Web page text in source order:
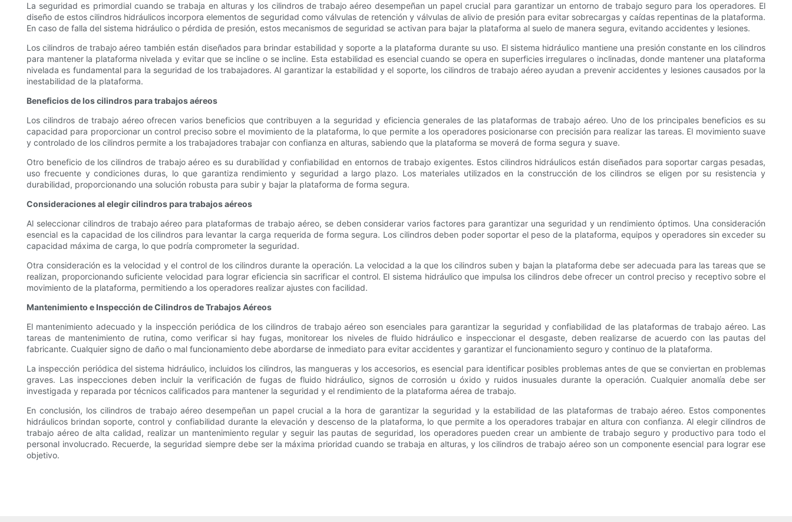
La seguridad es primordial cuando se trabaja en alturas y los cilindros de trabajo aéreo desempeñan un papel crucial para garantizar un entorno de trabajo seguro para los operadores. El
diseño de estos cilindros hidráulicos incorpora elementos de seguridad como válvulas de retención y válvulas de alivio de presión para evitar sobrecargas y caídas repentinas de la plataforma.
En caso de falla del sistema hidráulico o pérdida de presión, estos mecanismos de seguridad se activan para bajar la plataforma al suelo de manera segura, evitando accidentes y lesiones.
Los cilindros de trabajo aéreo también están diseñados para brindar estabilidad y soporte a la plataforma durante su uso. El sistema hidráulico mantiene una presión constante en los cilindros
para mantener la plataforma nivelada y evitar que se incline o se incline. Esta estabilidad es esencial cuando se opera en superficies irregulares o inclinadas, donde mantener una plataforma
nivelada es fundamental para la seguridad de los trabajadores. Al garantizar la estabilidad y el soporte, los cilindros de trabajo aéreo ayudan a prevenir accidentes y lesiones causados ​​por la
inestabilidad de la plataforma.
Beneficios de los cilindros para trabajos aéreos
Los cilindros de trabajo aéreo ofrecen varios beneficios que contribuyen a la seguridad y eficiencia generales de las plataformas de trabajo aéreo. Uno de los principales beneficios es su
capacidad para proporcionar un control preciso sobre el movimiento de la plataforma, lo que permite a los operadores posicionarse con precisión para realizar las tareas. El movimiento suave
y controlado de los cilindros permite a los trabajadores trabajar con confianza en alturas, sabiendo que la plataforma se moverá de forma segura y suave.
Otro beneficio de los cilindros de trabajo aéreo es su durabilidad y confiabilidad en entornos de trabajo exigentes. Estos cilindros hidráulicos están diseñados para soportar cargas pesadas,
uso frecuente y condiciones duras, lo que garantiza rendimiento y seguridad a largo plazo. Los materiales utilizados en la construcción de los cilindros se eligen por su resistencia y
durabilidad, proporcionando una solución robusta para subir y bajar la plataforma de forma segura.
Consideraciones al elegir cilindros para trabajos aéreos
Al seleccionar cilindros de trabajo aéreo para plataformas de trabajo aéreo, se deben considerar varios factores para garantizar una seguridad y un rendimiento óptimos. Una consideración
esencial es la capacidad de los cilindros para levantar la carga requerida de forma segura. Los cilindros deben poder soportar el peso de la plataforma, equipos y operadores sin exceder su
capacidad máxima de carga, lo que podría comprometer la seguridad.
Otra consideración es la velocidad y el control de los cilindros durante la operación. La velocidad a la que los cilindros suben y bajan la plataforma debe ser adecuada para las tareas que se
realizan, proporcionando suficiente velocidad para lograr eficiencia sin sacrificar el control. El sistema hidráulico que impulsa los cilindros debe ofrecer un control preciso y receptivo sobre el
movimiento de la plataforma, permitiendo a los operadores realizar ajustes con facilidad.
Mantenimiento e Inspección de Cilindros de Trabajos Aéreos
El mantenimiento adecuado y la inspección periódica de los cilindros de trabajo aéreo son esenciales para garantizar la seguridad y confiabilidad de las plataformas de trabajo aéreo. Las
tareas de mantenimiento de rutina, como verificar si hay fugas, monitorear los niveles de fluido hidráulico e inspeccionar el desgaste, deben realizarse de acuerdo con las pautas del
fabricante. Cualquier signo de daño o mal funcionamiento debe abordarse de inmediato para evitar accidentes y garantizar el funcionamiento seguro y continuo de la plataforma.
La inspección periódica del sistema hidráulico, incluidos los cilindros, las mangueras y los accesorios, es esencial para identificar posibles problemas antes de que se conviertan en problemas
graves. Las inspecciones deben incluir la verificación de fugas de fluido hidráulico, signos de corrosión u óxido y ruidos inusuales durante la operación. Cualquier anomalía debe ser
investigada y reparada por técnicos calificados para mantener la seguridad y el rendimiento de la plataforma aérea de trabajo.
En conclusión, los cilindros de trabajo aéreo desempeñan un papel crucial a la hora de garantizar la seguridad y la estabilidad de las plataformas de trabajo aéreo. Estos componentes
hidráulicos brindan soporte, control y confiabilidad durante la elevación y descenso de la plataforma, lo que permite a los operadores trabajar en altura con confianza. Al elegir cilindros de
trabajo aéreo de alta calidad, realizar un mantenimiento regular y seguir las pautas de seguridad, los operadores pueden crear un ambiente de trabajo seguro y productivo para todo el
personal involucrado. Recuerde, la seguridad siempre debe ser la máxima prioridad cuando se trabaja en alturas, y los cilindros de trabajo aéreo son un componente esencial para lograr ese
objetivo.